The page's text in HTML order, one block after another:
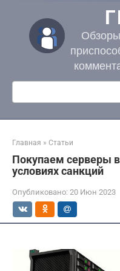
контенту
Поиск:
Главная » Статьи
Покупаем серверы в
условиях санкций
Опубликовано: 20 Июн 2023